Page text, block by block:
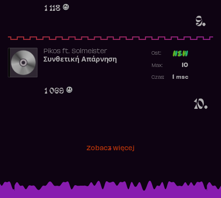
9.
1 118
10.
Pikosft. Solmeister
Συνθετική Απάρνηση
1 069
Ost:
10
Max:
msc
Czas:
Zobacz więcej